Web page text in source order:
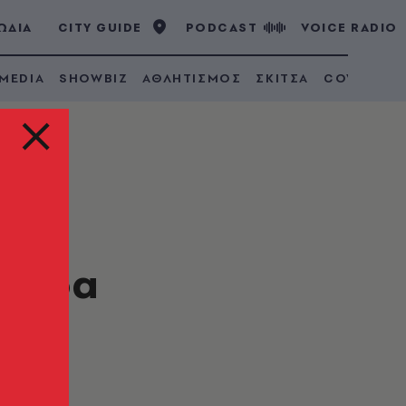
CITY GUIDE PODCAST VOICE RADIO
SHOWBIZ ΑΘΛΗΤΙΣΜΟΣ ΣΚΙΤΣΑ COVID 19